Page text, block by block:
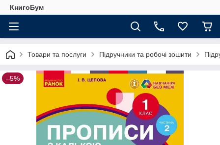
КнигоБум
Товари та послуги Підручники та робочі зошити
–5%